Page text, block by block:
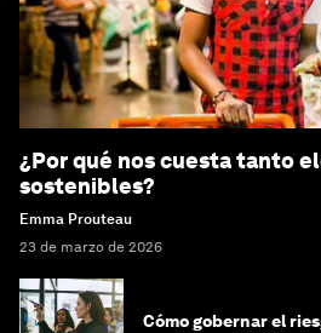
¿Por qué nos cuesta tanto
sostenibles?
Emma Prouteau
23 de marzo de 2026
Cómo gobernar el